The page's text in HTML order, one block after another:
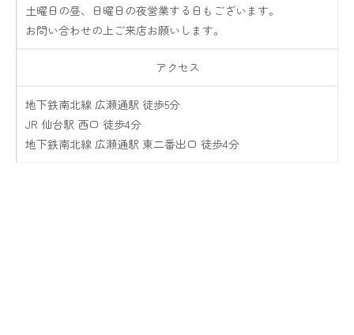
土曜日の昼、日曜日の夜営業する日もございます。
お問い合わせの上ご来店お願いします。
アクセス
地下鉄南北線 広瀬通駅 徒歩5分
JR 仙台駅 西口 徒歩4分
地下鉄南北線 広瀬通駅 東二番出口 徒歩4分